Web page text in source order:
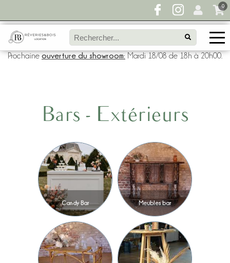
0
Prochaine ouverture du showroom: Mardi 18/08 de 18h à 20h00.
Bars - Extérieurs
Candy Bar Meubles bar